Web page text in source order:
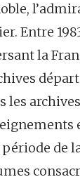
Entre
la
les
période de